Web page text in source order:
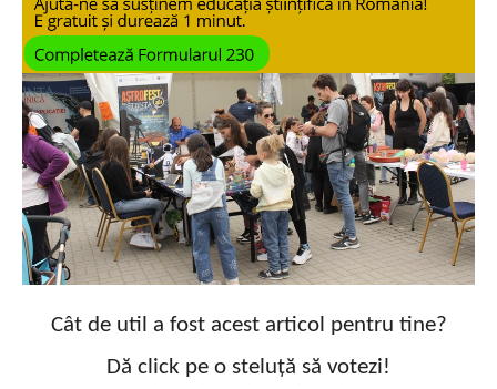
Cât de util a fost acest articol pentru tine?
Dă click pe o steluță să votezi!